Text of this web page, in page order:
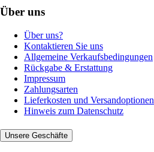
Über uns
Über uns?
Kontaktieren Sie uns
Allgemeine Verkaufsbedingungen
Rückgabe & Erstattung
Impressum
Zahlungsarten
Lieferkosten und Versandoptionen
Hinweis zum Datenschutz
Unsere Geschäfte